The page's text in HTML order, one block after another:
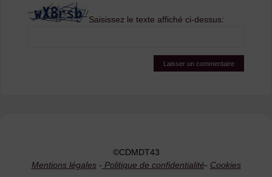
Saisissez le texte affiché ci-dessus:
©CDMDT43
Mentions légales- Politique de confidentialité- Cookies